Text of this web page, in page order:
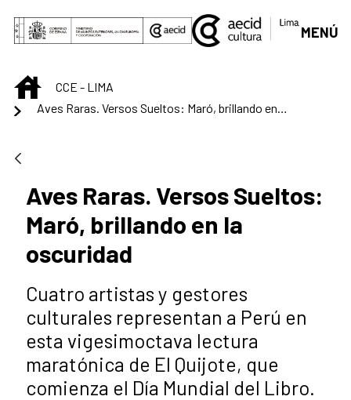
Saltar al contenido principal
MENÚ
INICIOCCE - LIMA
Aves Raras. Versos Sueltos: Maró, brillando en la oscuridad
Aves Raras. Versos Sueltos:
Maró, brillando en la
oscuridad
Cuatro artistas y gestores
culturales representan a Perú en
esta vigesimoctava lectura
maratónica de El Quijote, que
comienza el Día Mundial del Libro.